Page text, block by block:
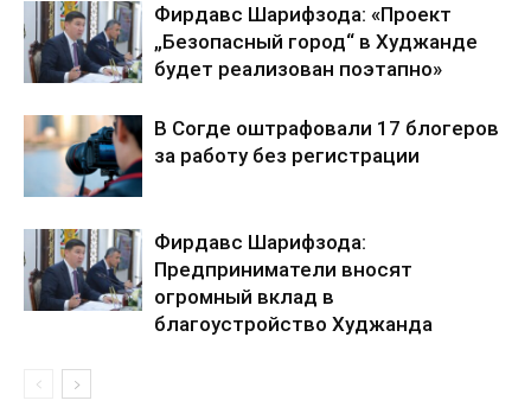
Фирдавс Шарифзода: «Проект
„Безопасный город“ в Худжанде
будет реализован поэтапно»
В Согде оштрафовали 17 блогеров
за работу без регистрации
Фирдавс Шарифзода:
Предприниматели вносят
огромный вклад в
благоустройство Худжанда